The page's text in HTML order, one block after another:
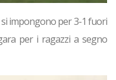
impongono per 3-1 fuori
per i ragazzi a segno